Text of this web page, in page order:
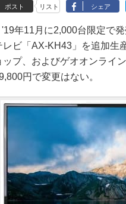
ポスト リスト シェア
年11月に2,000台限定で
レビ「AX-KH43」を追加生
ップ、およびゲオオンライ
円で変更はない。